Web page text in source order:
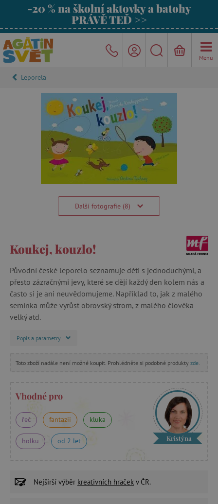
-20 % na školní aktovky a batohy
PRÁVĚ TEĎ >>
Menu
Leporela
Další fotografie (8)
Koukej, kouzlo!
Původní české leporelo seznamuje děti s jednoduchými, a
přesto zázračnými jevy, které se dějí každý den kolem nás a
často si je ani neuvědomujeme. Například to, jak z malého
semínka může vyrůst obrovský strom, z malého člověka
velký atd.
Popis a parametry
Toto zboží nadále není možné koupit. Prohlédněte si podobné produkty zde
Vhodné pro
řeč fantazii kluka
holku od 2 let Kristýna
Nejširší výběr kreativních hraček v ČR.